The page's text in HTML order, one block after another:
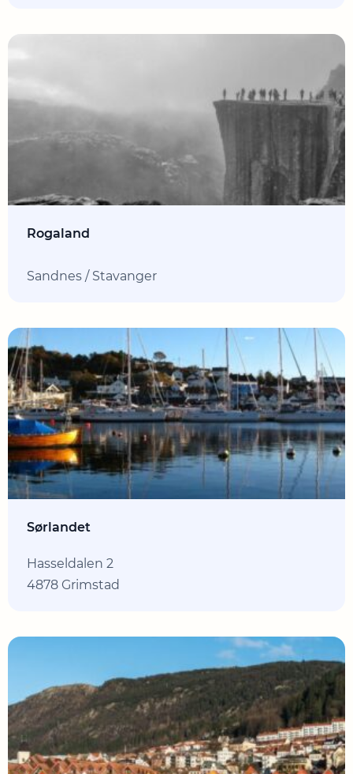
Rogaland
Sandnes / Stavanger
Sørlandet
Hasseldalen 2
4878 Grimstad